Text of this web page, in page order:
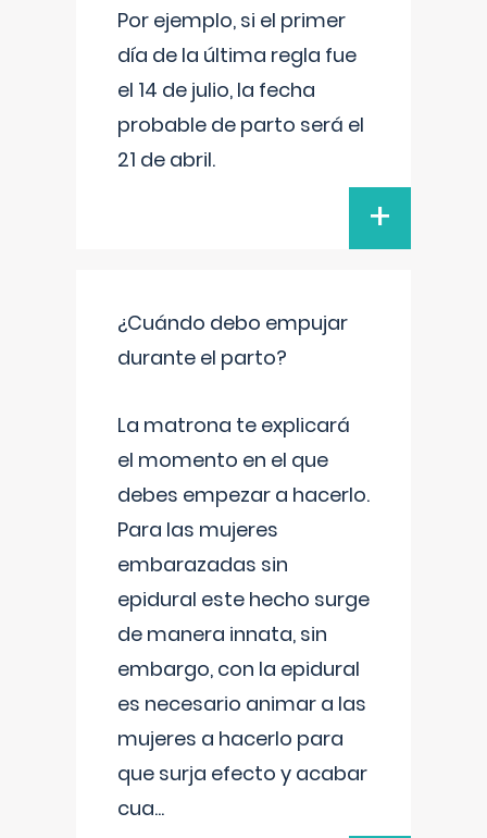
Por ejemplo, si el primer
día de la última regla fue
el 14 de julio, la fecha
probable de parto será el
21 de abril.
+
¿Cuándo debo empujar
durante el parto?
La matrona te explicará
el momento en el que
debes empezar a hacerlo.
Para las mujeres
embarazadas sin
epidural este hecho surge
de manera innata, sin
embargo, con la epidural
es necesario animar a las
mujeres a hacerlo para
que surja efecto y acabar
cua...